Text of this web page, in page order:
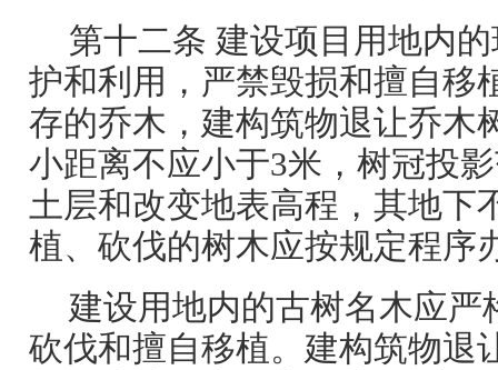
第十二条 建设项目用地内
护和利用，严禁毁损和擅自移
存的乔木，建构筑物退让乔木
小距离不应小于3米，树冠投
土层和改变地表高程，其地下
植、砍伐的树木应按规定程序
建设用地内的古树名木应严
砍伐和擅自移植。建构筑物退